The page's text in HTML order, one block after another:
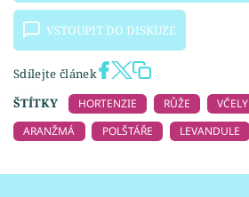
VSTOUPIT DO DISKUZE
Sdílejte článek
ŠTÍTKY
HORTENZIE RŮŽE VČELY
ARANŽMÁ
POLŠTÁŘE LEVANDULE